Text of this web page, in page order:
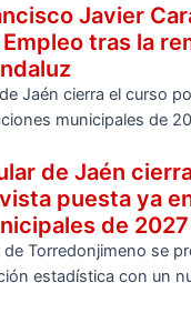
Javier
tras la
de Jaén
puesta ya
de 2027